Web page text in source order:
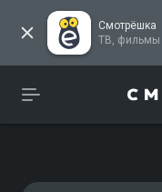
Смотрёшка